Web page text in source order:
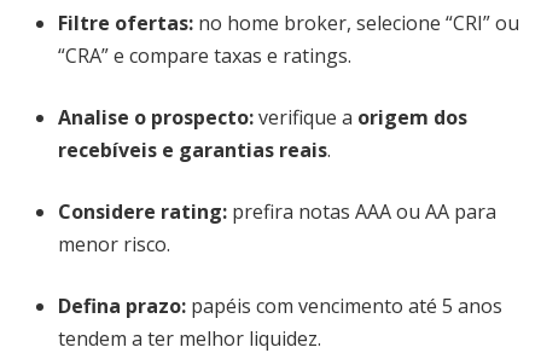
Filtre ofertas: no home broker, selecione “CRI” ou
“CRA” e compare taxas e ratings.
Analise o prospecto:verifique a origem dos
recebíveis e garantias reais.
Considere rating: prefira notas AAA ou AA para
menor risco.
Defina prazo: papéis com vencimento até 5 anos
tendem a ter melhor liquidez.